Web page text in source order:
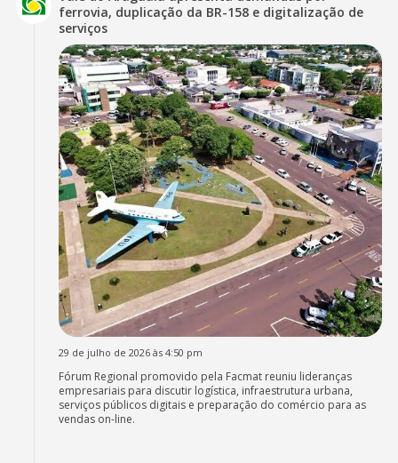
ferrovia, duplicação da BR-158 e digitalização de
serviços
29 de julho de 2026 às 4:50 pm
Fórum Regional promovido pela Facmat reuniu lideranças
empresariais para discutir logística, infraestrutura urbana,
serviços públicos digitais e preparação do comércio para as
vendas on-line.